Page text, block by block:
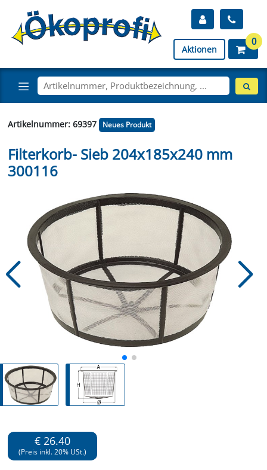
Aktionen
0
Artikelnummer: 69397 Neues Produkt
Filterkorb- Sieb 204x185x240 mm
300116
€ 26.40
(Preis inkl. 20% USt.)